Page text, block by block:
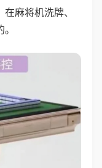
麻将机洗牌、